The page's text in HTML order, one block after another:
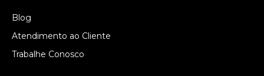
Blog
Atendimento ao Cliente
Trabalhe Conosco